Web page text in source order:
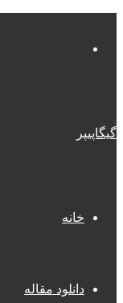
گیگاپیپر
خانه
دانلود مقاله